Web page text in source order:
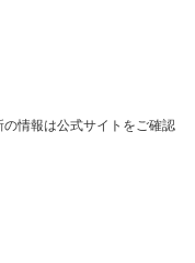
情報は公式サイトをご確認